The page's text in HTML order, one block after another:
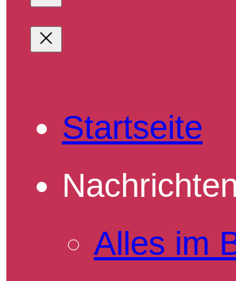
Startseite
Nachrichten
Alles im